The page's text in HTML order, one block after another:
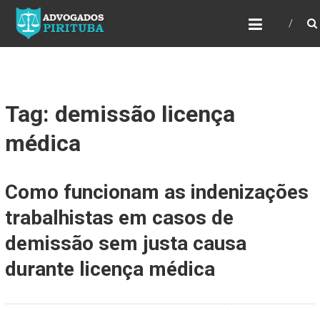
ADVOGADOS PIRITUBA
Precisando de advogado? Entre em contato!
Fazemos toda a assessoria que você
Tag: demissão licença
médica
Como funcionam as indenizações
trabalhistas em casos de
demissão sem justa causa
durante licença médica